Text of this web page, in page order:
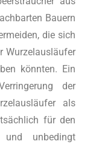
Bauern
die sich
Wurzelausläufer
könnten. Ein
der
als
für den
unbedingt